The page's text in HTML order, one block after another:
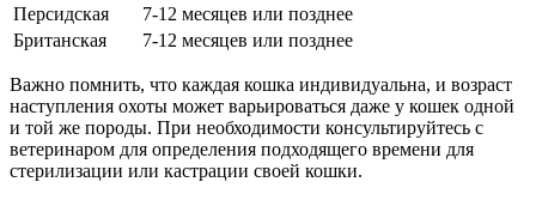
Персидская
7-12 месяцев или позднее
Британская
7-12 месяцев или позднее
Важно помнить, что каждая кошка индивидуальна, и возраст
наступления охоты может варьироваться даже у кошек одной
и той же породы. При необходимости консультируйтесь с
ветеринаром для определения подходящего времени для
стерилизации или кастрации своей кошки.